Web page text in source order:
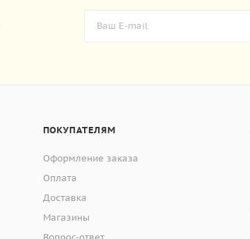
ПОКУПАТЕЛЯМ
Оформление заказа
Оплата
Доставка
Магазины